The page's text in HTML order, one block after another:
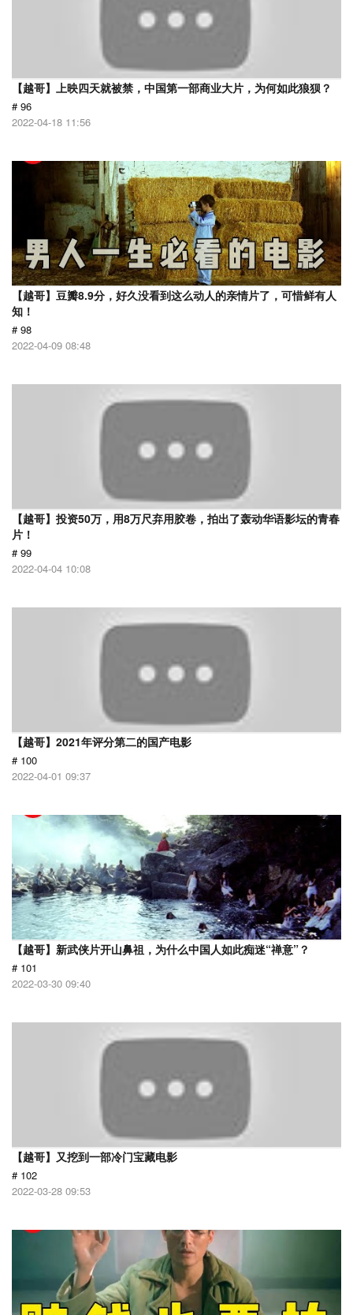
【越哥】上映四天就被禁，中国第一部商业大片，为何如此狼狈？
# 96
2022-04-18 11:56
【越哥】豆瓣8.9分，好久没看到这么动人的亲情片了，可惜鲜有人
知！
# 98
2022-04-09 08:48
【越哥】投资50万，用8万尺弃用胶卷，拍出了轰动华语影坛的青春
片！
# 99
2022-04-04 10:08
【越哥】2021年评分第二的国产电影
# 100
2022-04-01 09:37
【越哥】新武侠片开山鼻祖，为什么中国人如此痴迷“禅意”？
# 101
2022-03-30 09:40
【越哥】又挖到一部冷门宝藏电影
# 102
2022-03-28 09:53